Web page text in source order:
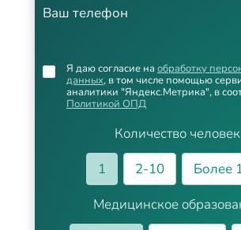
Ваш телефон
Количество человек
1
2-10
Более
Медицинское
Я даю согласие на обработку
данных, в том числе помощью
аналитики "Яндекс.Метрика", в
Политикой ОПД